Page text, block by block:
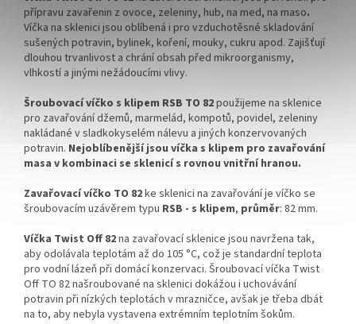
přípravu zavařenin z ovoce, zeleniny, hub, na med, na maso.
Víčka na sklenici jsou oblíbená i pro vzduchotěsné skladování
sušených potravin, bylinek, koření, mouky, cukru apod. Zajišťují
dlouhou trvanlivost a chrání obsah před mikroorganismy,
vlhkostí a jinými nežádoucími vlivy.
Šroubovací víčko s klipem RSB TO 82použijeme na sklenice
pro zavařování džemů, marmelád, kompotů, povidel, zeleniny
nakládané v sladkokyselém nálevu a jiných konzervovaných
potravin. Nejoblíbenější jsou víčka s klipem pro zavařování
masa v kombinaci se sklenicí s rovnou vnitřní hranou.
Zavařovací víčko TO 82ke sklenici na zavařování je víčko se
šroubovacím uzávěrem typu RSB - s klipem, průměr: 82 mm.
Víčka Twist Off 82na zavařovací sklenice jsou navržena tak,
aby odolávala teplotám až do 105 °C, což je standardní teplota
pro vodní lázeň při domácí konzervaci. Šroubovací víčka Twist
Off TO 82 našroubované na sklenici dokážou i uchovávání
potravin při nízkých teplotách vmrazničce, avšak je třeba dbát
na to, aby nebyla vystavena extrémním teplotním šokům.